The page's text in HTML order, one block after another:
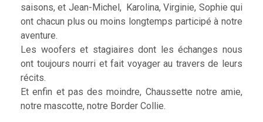
saisons, et Jean-Michel, Karolina, Virginie, Sophie qui
ont chacun plus ou moins longtemps participé à notre
aventure.
Les woofers et stagiaires dont les échanges nous
ont toujours nourri et fait voyager au travers de leurs
récits.
Et enfin et pas des moindre, Chaussette notre amie,
notre mascotte, notre Border Collie.